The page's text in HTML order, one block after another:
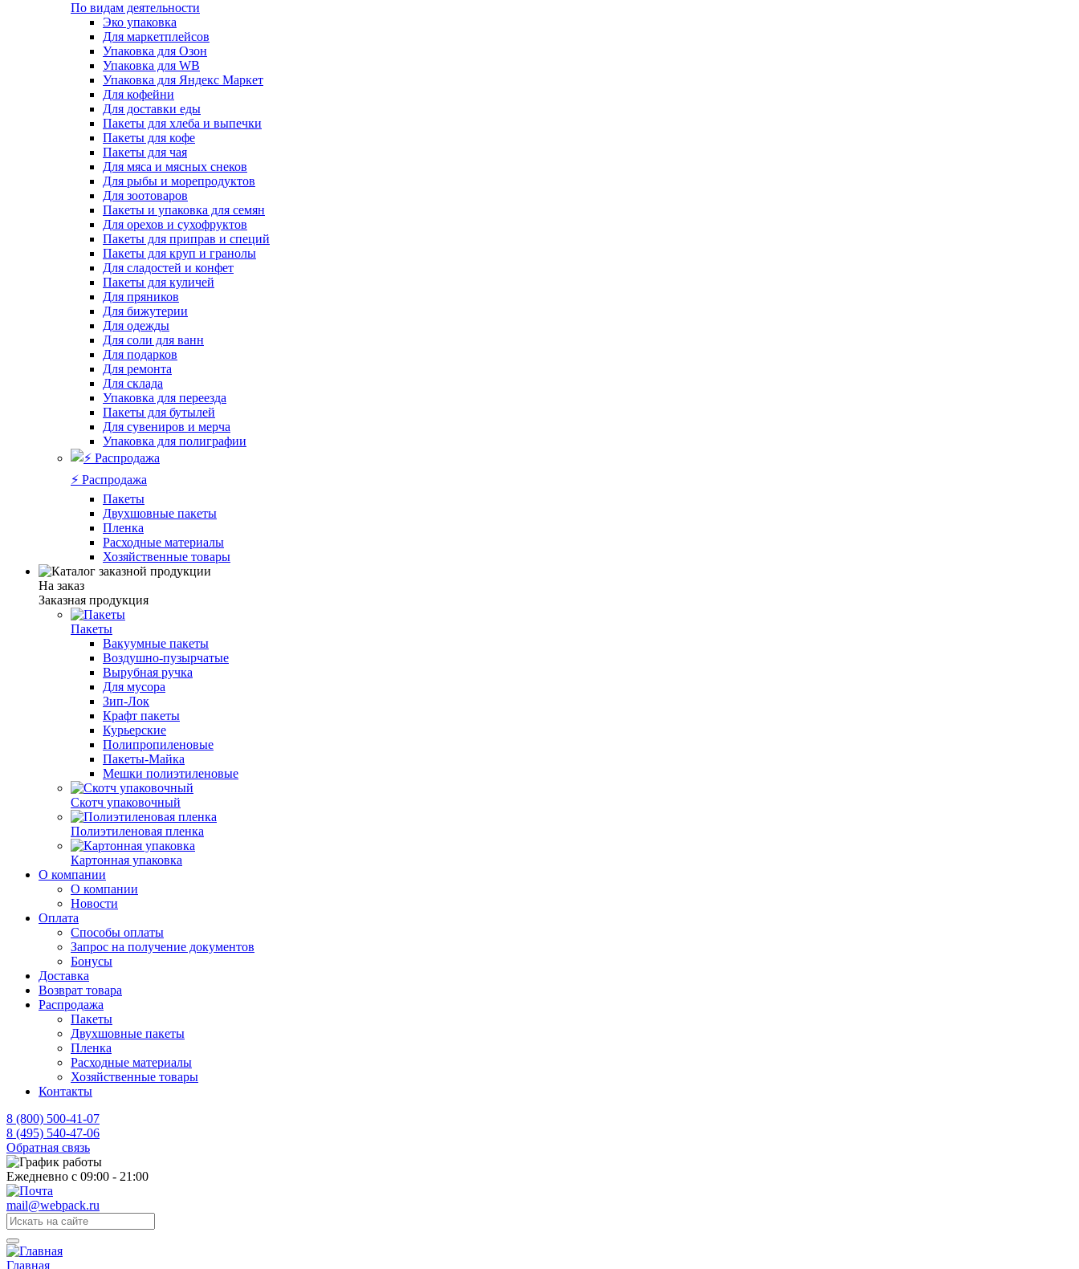
По видам деятельности
Эко упаковка
Для маркетплейсов
Упаковка для Озон
Упаковка для WB
Упаковка для Яндекс Маркет
Для кофейни
Для доставки еды
Пакеты для хлеба и выпечки
Пакеты для кофе
Пакеты для чая
Для мяса и мясных снеков
Для рыбы и морепродуктов
Для зоотоваров
Пакеты и упаковка для семян
Для орехов и сухофруктов
Пакеты для приправ и специй
Пакеты для круп и гранолы
Для сладостей и конфет
Пакеты для куличей
Для пряников
Для бижутерии
Для одежды
Для соли для ванн
Для подарков
Для ремонта
Для склада
Упаковка для переезда
Пакеты для бутылей
Для сувениров и мерча
Упаковка для полиграфии
⚡️ Распродажа
Пакеты
Двухшовные пакеты
Пленка
Расходные материалы
Хозяйственные товары
На заказ
Заказная продукция
Пакеты
Вакуумные пакеты
Воздушно-пузырчатые
Вырубная ручка
Для мусора
Зип-Лок
Крафт пакеты
Курьерские
Полипропиленовые
Пакеты-Майка
Мешки полиэтиленовые
Скотч упаковочный
Полиэтиленовая пленка
Картонная упаковка
О компании
О компании
Новости
Оплата
Способы оплаты
Запрос на получение документов
Бонусы
Доставка
Возврат товара
Распродажа
Пакеты
Двухшовные пакеты
Пленка
Расходные материалы
Хозяйственные товары
Контакты
8 (800) 500-41-07
8 (495) 540-47-06
Обратная связь
Ежедневно с 09:00 - 21:00
mail@webpack.ru
Главная